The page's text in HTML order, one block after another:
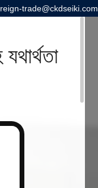
trade@ckdseiki.com